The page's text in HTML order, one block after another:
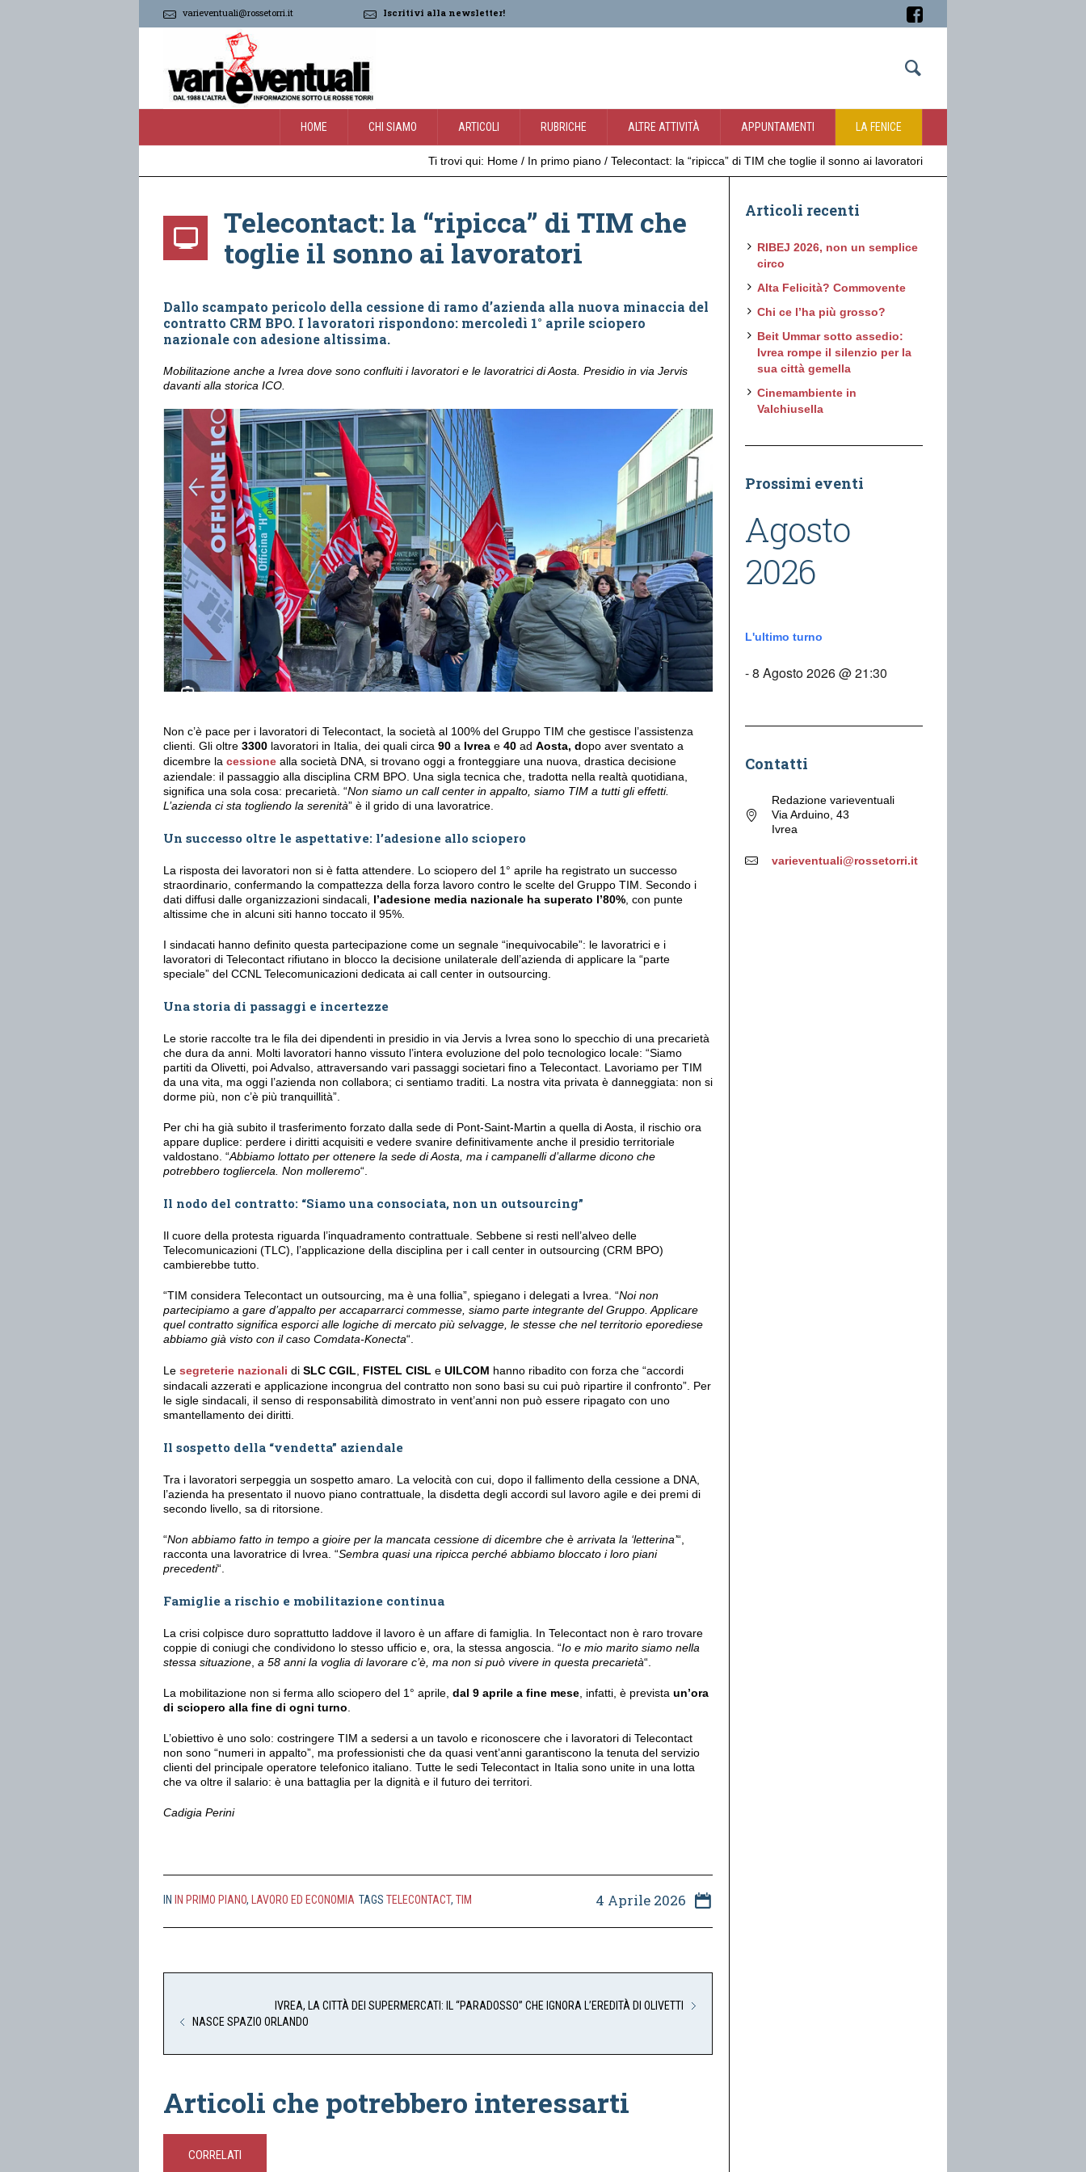
varieventuali@rossetorri.it Iscritivi alla newsletter!
HOME CHI SIAMO ARTICOLI RUBRICHE ALTRE ATTIVITÀ APPUNTAMENTI LA FENICE
Ti trovi qui: Home / In primo piano / Telecontact: la “ripicca” di TIM che toglie il sonno ai lavoratori
Telecontact: la “ripicca” di TIM che
toglie il sonno ai lavoratori
Dallo scampato pericolo della cessione di ramo d’azienda alla nuova minaccia del
contratto CRM BPO. I lavoratori rispondono: mercoledì 1° aprile sciopero
nazionale con adesione altissima.
Mobilitazione anche a Ivrea dove sono confluiti i lavoratori e le lavoratrici di Aosta. Presidio in via Jervis
davanti alla storica ICO.
Non c’è pace per i lavoratori di Telecontact, la società al 100% del Gruppo TIM che gestisce l’assistenza
clienti. Gli oltre 3300 lavoratori in Italia, dei quali circa 90 a Ivrea e 40 ad Aosta, dopo aver sventato a
dicembre la cessione alla società DNA, si trovano oggi a fronteggiare una nuova, drastica decisione
aziendale: il passaggio alla disciplina CRM BPO. Una sigla tecnica che, tradotta nella realtà quotidiana,
significa una sola cosa: precarietà. “Non siamo un call center in appalto, siamo TIM a tutti gli effetti.
L’azienda ci sta togliendo la serenità” è il grido di una lavoratrice.
Un successo oltre le aspettative: l’adesione allo sciopero
La risposta dei lavoratori non si è fatta attendere. Lo sciopero del 1° aprile ha registrato un successo
straordinario, confermando la compattezza della forza lavoro contro le scelte del Gruppo TIM. Secondo i
dati diffusi dalle organizzazioni sindacali, l’adesione media nazionale ha superato l’80%, con punte
altissime che in alcuni siti hanno toccato il 95%.
I sindacati hanno definito questa partecipazione come un segnale “inequivocabile”: le lavoratrici e i
lavoratori di Telecontact rifiutano in blocco la decisione unilaterale dell’azienda di applicare la “parte
speciale” del CCNL Telecomunicazioni dedicata ai call center in outsourcing.
Una storia di passaggi e incertezze
Le storie raccolte tra le fila dei dipendenti in presidio in via Jervis a Ivrea sono lo specchio di una precarietà
che dura da anni. Molti lavoratori hanno vissuto l’intera evoluzione del polo tecnologico locale: “Siamo
partiti da Olivetti, poi Advalso, attraversando vari passaggi societari fino a Telecontact. Lavoriamo per TIM
da una vita, ma oggi l’azienda non collabora; ci sentiamo traditi. La nostra vita privata è danneggiata: non si
dorme più, non c’è più tranquillità”.
Per chi ha già subito il trasferimento forzato dalla sede di Pont-Saint-Martin a quella di Aosta, il rischio ora
appare duplice: perdere i diritti acquisiti e vedere svanire definitivamente anche il presidio territoriale
valdostano. “Abbiamo lottato per ottenere la sede di Aosta, ma i campanelli d’allarme dicono che
potrebbero togliercela. Non molleremo“.
Il nodo del contratto: “Siamo una consociata, non un outsourcing”
Il cuore della protesta riguarda l’inquadramento contrattuale. Sebbene si resti nell’alveo delle
Telecomunicazioni (TLC), l’applicazione della disciplina per i call center in outsourcing (CRM BPO)
cambierebbe tutto.
“TIM considera Telecontact un outsourcing, ma è una follia”, spiegano i delegati a Ivrea. “Noi non
partecipiamo a gare d’appalto per accaparrarci commesse, siamo parte integrante del Gruppo. Applicare
quel contratto significa esporci alle logiche di mercato più selvagge, le stesse che nel territorio eporediese
abbiamo già visto con il caso Comdata-Konecta“.
Le segreterie nazionali di SLC CGIL, FISTEL CISL e UILCOM hanno ribadito con forza che “accordi
sindacali azzerati e applicazione incongrua del contratto non sono basi su cui può ripartire il confronto”. Per
le sigle sindacali, il senso di responsabilità dimostrato in vent’anni non può essere ripagato con uno
smantellamento dei diritti.
Il sospetto della “vendetta” aziendale
Tra i lavoratori serpeggia un sospetto amaro. La velocità con cui, dopo il fallimento della cessione a DNA,
l’azienda ha presentato il nuovo piano contrattuale, la disdetta degli accordi sul lavoro agile e dei premi di
secondo livello, sa di ritorsione.
“Non abbiamo fatto in tempo a gioire per la mancata cessione di dicembre che è arrivata la ‘letterina’“,
racconta una lavoratrice di Ivrea. “Sembra quasi una ripicca perché abbiamo bloccato i loro piani
precedenti“.
Famiglie a rischio e mobilitazione continua
La crisi colpisce duro soprattutto laddove il lavoro è un affare di famiglia. In Telecontact non è raro trovare
coppie di coniugi che condividono lo stesso ufficio e, ora, la stessa angoscia. “Io e mio marito siamo nella
stessa situazione, a 58 anni la voglia di lavorare c’è, ma non si può vivere in questa precarietà“.
La mobilitazione non si ferma allo sciopero del 1° aprile, dal 9 aprile a fine mese, infatti, è prevista un’ora
di sciopero alla fine di ogni turno.
L’obiettivo è uno solo: costringere TIM a sedersi a un tavolo e riconoscere che i lavoratori di Telecontact
non sono “numeri in appalto”, ma professionisti che da quasi vent’anni garantiscono la tenuta del servizio
clienti del principale operatore telefonico italiano. Tutte le sedi Telecontact in Italia sono unite in una lotta
che va oltre il salario: è una battaglia per la dignità e il futuro dei territori.
Cadigia Perini
4 Aprile 2026
IN IN PRIMO PIANO, LAVORO ED ECONOMIA TAGS TELECONTACT, TIM
IVREA, LA CITTÀ DEI SUPERMERCATI: IL “PARADOSSO” CHE IGNORA L’EREDITÀ DI OLIVETTI
NASCE SPAZIO ORLANDO
Articoli che potrebbero interessarti
CORRELATI
Articoli recenti
RIBEJ 2026, non un semplice
circo
Alta Felicità? Commovente
Chi ce l’ha più grosso?
Beit Ummar sotto assedio:
Ivrea rompe il silenzio per la
sua città gemella
Cinemambiente in
Valchiusella
Prossimi eventi
Agosto
2026
L'ultimo turno
- 8 Agosto 2026 @ 21:30
Contatti
Redazione varieventuali
Via Arduino, 43
Ivrea
varieventuali@rossetorri.it